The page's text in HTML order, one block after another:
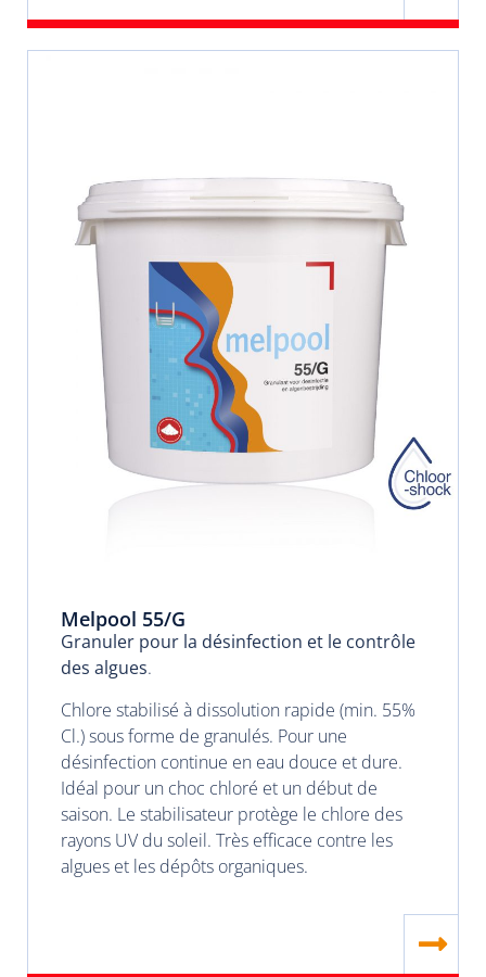
Melpool 55/G
Granuler pour la désinfection et le contrôle
des algues.
Chlore stabilisé à dissolution rapide (min. 55%
Cl.) sous forme de granulés. Pour une
désinfection continue en eau douce et dure.
Idéal pour un choc chloré et un début de
saison. Le stabilisateur protège le chlore des
rayons UV du soleil. Très efficace contre les
algues et les dépôts organiques.